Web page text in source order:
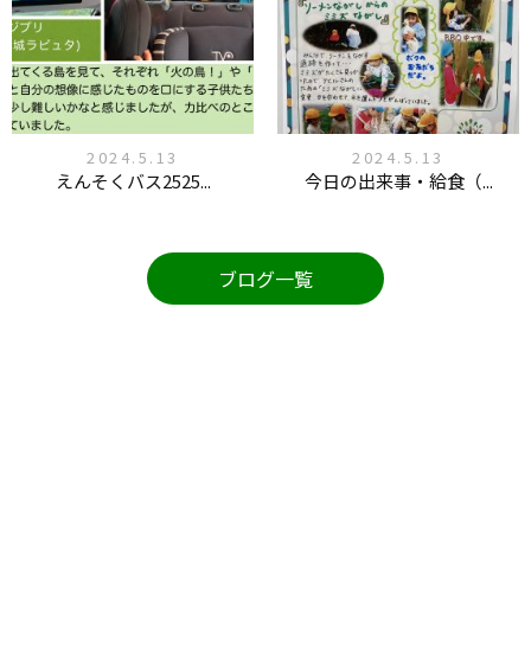
2024.5.13
えんそくバス2525...
2024.5.13
今日の出来事・給食（...
ブログ一覧